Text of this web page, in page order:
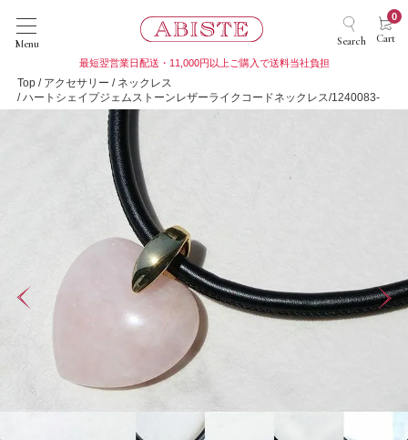
Menu Search Cart
0
最短翌営業日配送・11,000円以上ご購入で送料当社負担
Top アクセサリー
ネックレス
ハートシェイプジェムストーンレザーライクコードネックレス/1240083-